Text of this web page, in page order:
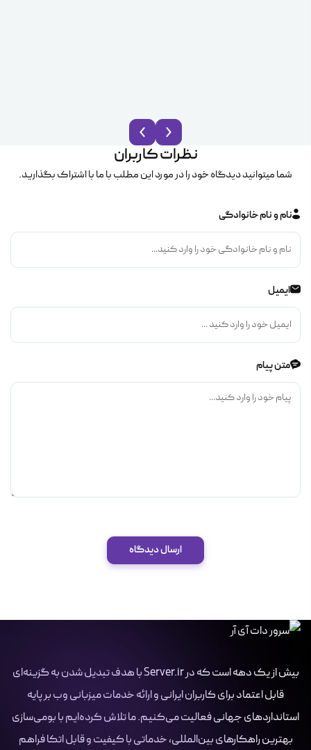
نظرات کاربران
شما میتوانید دیدگاه خود را در مورد این مطلب با ما با اشتراک بگذارید.
نام و نام خانوادگی
ایمیل
متن پیام
ارسال دیدگاه
بیش از یک دهه است که در Server.ir با هدف تبدیل شدن به گزینه‌ای
قابل اعتماد برای کاربران ایرانی و ارائه خدمات میزبانی وب بر پایه
استانداردهای جهانی فعالیت می‌کنیم. ما تلاش کرده‌ایم با بومی‌سازی
بهترین راهکارهای بین‌المللی، خدماتی با کیفیت و قابل اتکا فراهم